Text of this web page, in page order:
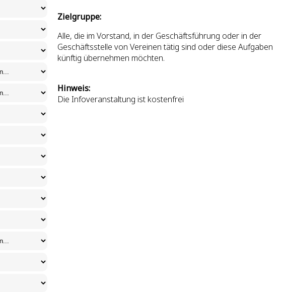
Zielgruppe:
Alle, die im Vorstand, in der Geschäftsführung oder in der
Geschäftsstelle von Vereinen tätig sind oder diese Aufgaben
künftig übernehmen möchten.
Hinweis:
Die Infoveranstaltung ist kostenfrei